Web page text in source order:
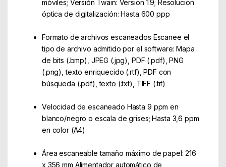
móviles; Versión Twain: Versión 1.9; Resolución
óptica de digitalización: Hasta 600 ppp
Formato de archivos escaneados Escanee el
tipo de archivo admitido por el software: Mapa
de bits (.bmp), JPEG (.jpg), PDF (.pdf), PNG
(.png), texto enriquecido (.rtf), PDF con
búsqueda (.pdf), texto (.txt), TIFF (.tif)
Velocidad de escaneado Hasta 9 ppm en
blanco/negro o escala de grises; Hasta 3,6 ppm
en color (A4)
Área escaneable tamaño máximo de papel: 216
x 356 mm Alimentador automático de